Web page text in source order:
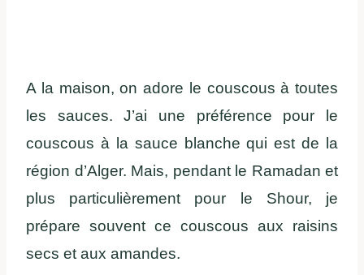
A la maison, on adore le couscous à toutes
les sauces. J’ai une préférence pour le
couscous à la sauce blanche qui est de la
région d’Alger. Mais, pendant le Ramadan et
plus particulièrement pour le Shour, je
prépare souvent ce couscous aux raisins
secs et aux amandes.